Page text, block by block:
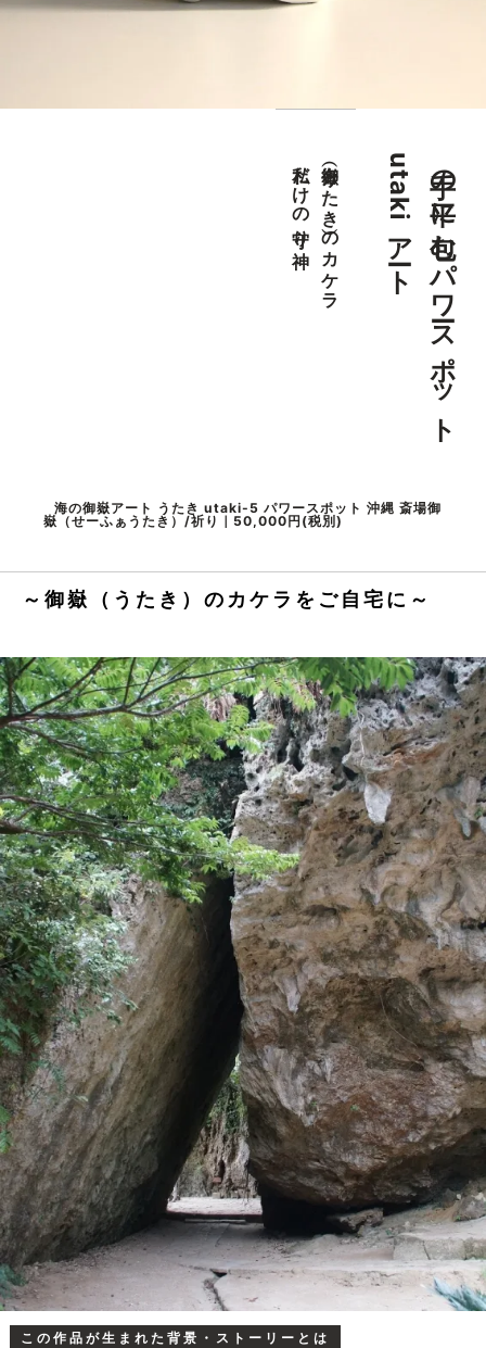
手の平に包むパワースポット
utaki
アート
御嶽（うたき）のカケラ
私だけの守り神
海の御嶽アート うたき utaki-5 パワースポット 沖縄 斎場御
嶽（せーふぁうたき）/祈り｜50,000円(税別)
～御嶽（うたき）のカケラをご自宅に～
この作品が生まれた背景・ストーリーとは